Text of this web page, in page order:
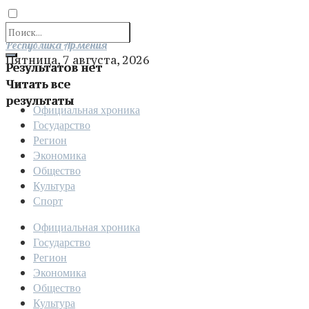
Результатов нет
Читать все
результаты
Отправить
Республика Армения
Пятница, 7 августа, 2026
Официальная хроника
Государство
Регион
Экономика
Общество
Культура
Спорт
Официальная хроника
Государство
Регион
Экономика
Общество
Культура